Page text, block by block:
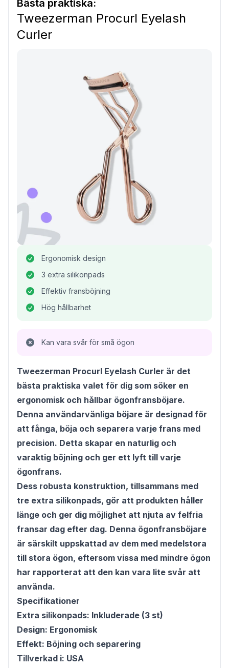
Bästa praktiska:
Tweezerman Procurl Eyelash
Curler
Ergonomisk design
3 extra silikonpads
Effektiv fransböjning
Hög hållbarhet
Kan vara svår för små ögon
Tweezerman Procurl Eyelash Curler är det
bästa praktiska valet för dig som söker en
ergonomisk och hållbar ögonfransböjare.
Denna användarvänliga böjare är designad för
att fånga, böja och separera varje frans med
precision. Detta skapar en naturlig och
varaktig böjning och ger ett lyft till varje
ögonfrans.
Dess robusta konstruktion, tillsammans med
tre extra silikonpads, gör att produkten håller
länge och ger dig möjlighet att njuta av felfria
fransar dag efter dag. Denna ögonfransböjare
är särskilt uppskattad av dem med medelstora
till stora ögon, eftersom vissa med mindre ögon
har rapporterat att den kan vara lite svår att
använda.
Specifikationer
Extra silikonpads: Inkluderade (3 st)
Design: Ergonomisk
Effekt: Böjning och separering
Tillverkad i: USA